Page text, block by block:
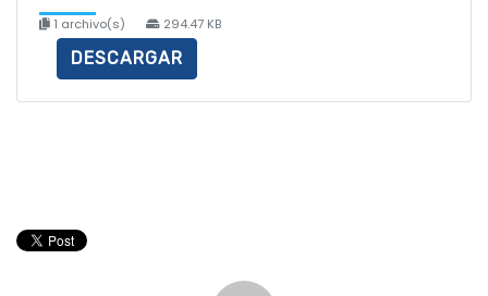
1 archivo(s) 294.47 KB
DESCARGAR